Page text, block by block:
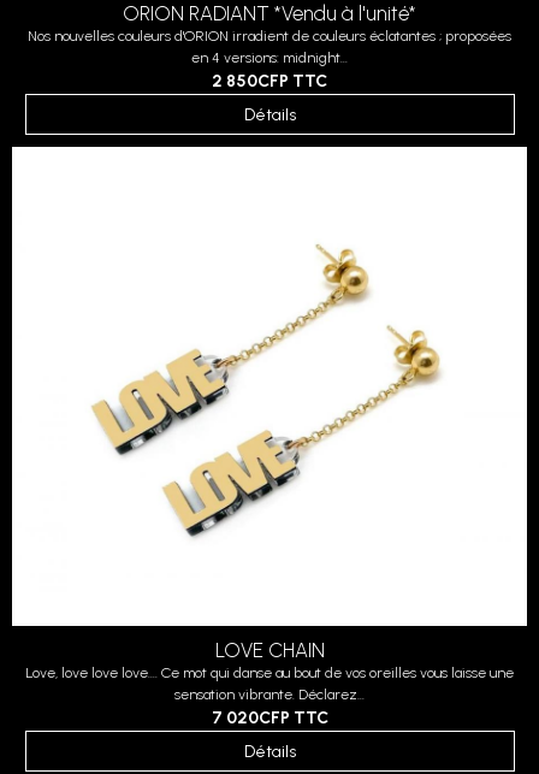
ORION RADIANT *Vendu à l'unité*
Nos nouvelles couleurs d'ORION irradient de couleurs éclatantes ; proposées
en 4 versions: midnight...
2 850CFP TTC
Détails
LOVE CHAIN
Love, love love love.... Ce mot qui danse au bout de vos oreilles vous laisse une
sensation vibrante. Déclarez...
7 020CFP TTC
Détails